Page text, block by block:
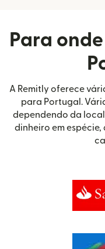
Para
A Remitly oferece
para Portugal.
dependendo da
dinheiro em